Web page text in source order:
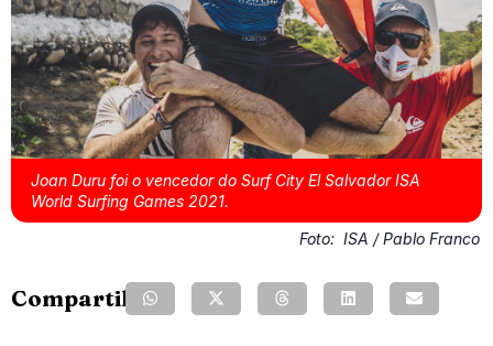
Joan Duru foi o vencedor do Surf City El Salvador ISA
World Surfing Games 2021.
Foto: ISA / Pablo Franco
Compartilhe: